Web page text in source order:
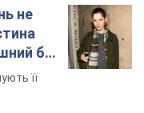
не
бік
її